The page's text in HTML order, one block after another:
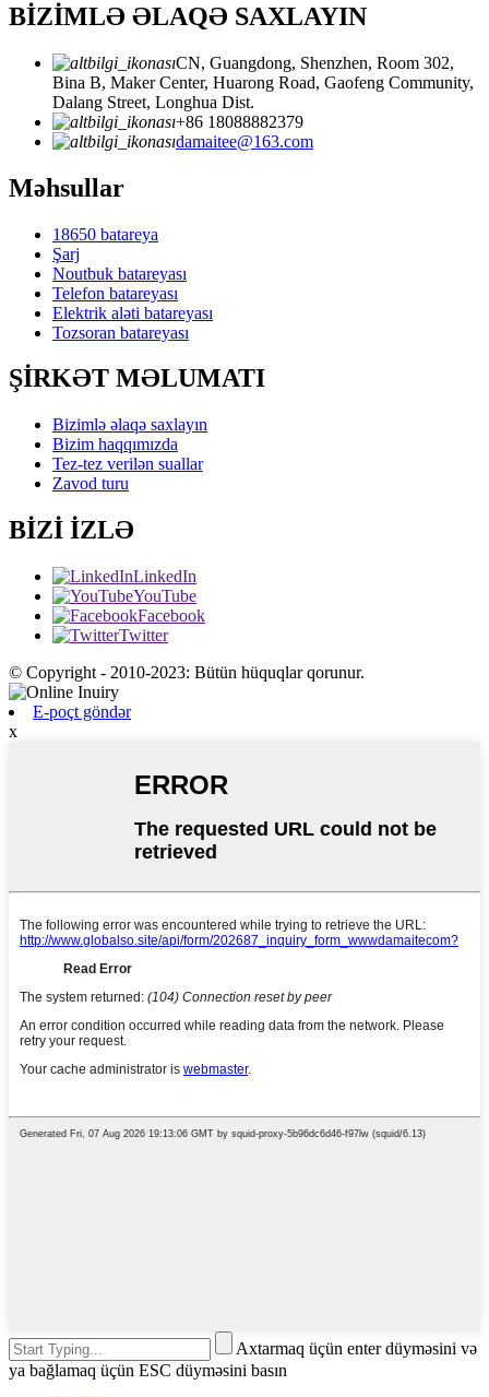
BİZİMLƏ ƏLAQƏ SAXLAYIN
CN, Guangdong, Shenzhen, Room 302,
Bina B, Maker Center, Huarong Road, Gaofeng Community,
Dalang Street, Longhua Dist.
+86 18088882379
damaitee@163.com
Məhsullar
18650 batareya
Şarj
Noutbuk batareyası
Telefon batareyası
Elektrik aləti batareyası
Tozsoran batareyası
ŞİRKƏT MƏLUMATI
Bizimlə əlaqə saxlayın
Bizim haqqımızda
Tez-tez verilən suallar
Zavod turu
BİZİ İZLƏ
LinkedIn
YouTube
Facebook
Twitter
© Copyright - 2010-2023: Bütün hüquqlar qorunur.
E-poçt göndər
x
Axtarmaq üçün enter düyməsini və
ya bağlamaq üçün ESC düyməsini basın